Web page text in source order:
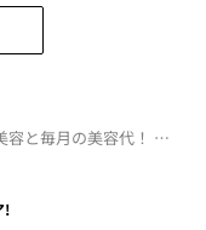
容と毎月の美容代！ シ
!